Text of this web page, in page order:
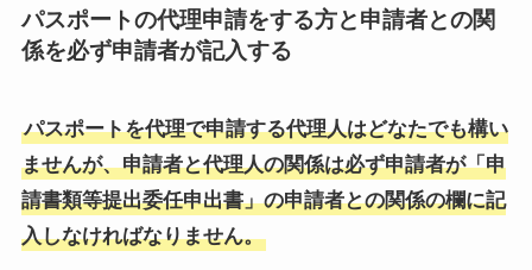
パスポートの代理申請をする方と申請者との関
係を必ず申請者が記入する
パスポートを代理で申請する代理人はどなたでも構い
ませんが、申請者と代理人の関係は必ず申請者が「申
請書類等提出委任申出書」の申請者との関係の欄に記
入しなければなりません。